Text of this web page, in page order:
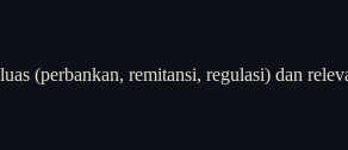
(perbankan, remitansi, regulasi) dan